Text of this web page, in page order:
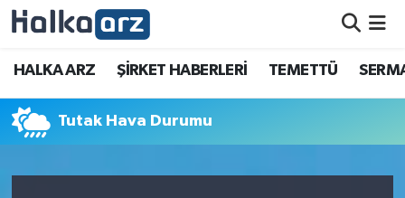
HALKA ARZ ŞİRKET HABERLERİ TEMETTÜ
Tutak Hava Durumu
HALKA ARZ
SERMAYE ARTIRIMI